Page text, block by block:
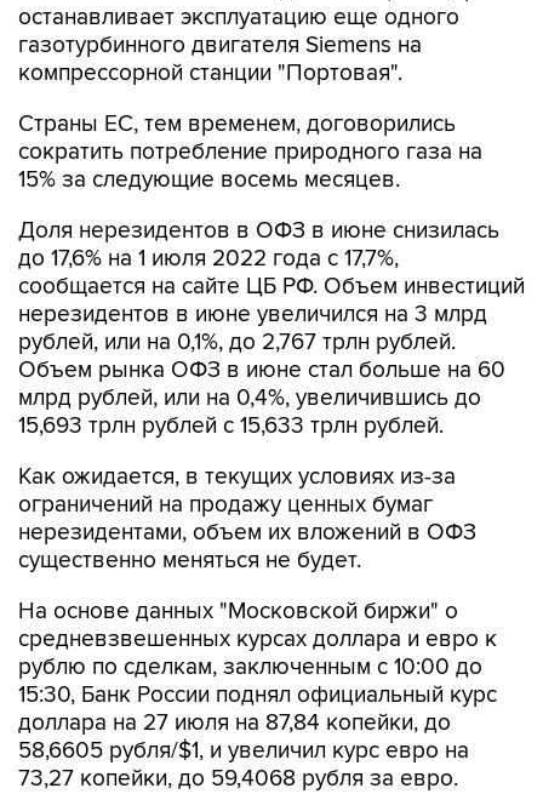
останавливает эксплуатацию еще одного
газотурбинного двигателя Siemens на
компрессорной станции "Портовая".
Страны ЕС, тем временем, договорились
сократить потребление природного газа на
15% за следующие восемь месяцев.
Доля нерезидентов в ОФЗ в июне снизилась
до 17,6% на 1 июля 2022 года с 17,7%,
сообщается на сайте ЦБ РФ. Объем инвестиций
нерезидентов в июне увеличился на 3 млрд
рублей, или на 0,1%, до 2,767 трлн рублей.
Объем рынка ОФЗ в июне стал больше на 60
млрд рублей, или на 0,4%, увеличившись до
15,693 трлн рублей с 15,633 трлн рублей.
Как ожидается, в текущих условиях из-за
ограничений на продажу ценных бумаг
нерезидентами, объем их вложений в ОФЗ
существенно меняться не будет.
На основе данных "Московской биржи" о
средневзвешенных курсах доллара и евро к
рублю по сделкам, заключенным с 10:00 до
15:30, Банк России поднял официальный курс
доллара на 27 июля на 87,84 копейки, до
58,6605 рубля/$1, и увеличил курс евро на
73,27 копейки, до 59,4068 рубля за евро.